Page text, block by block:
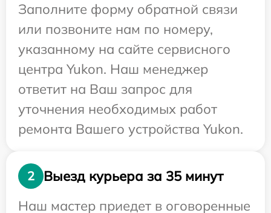
Заполните форму обратной связи
или позвоните нам по номеру,
указанному на сайте сервисного
центра Yukon. Наш менеджер
ответит на Ваш запрос для
уточнения необходимых работ
ремонта Вашего устройства Yukon.
2
Выезд курьера за 35 минут
Наш мастер приедет в оговоренные